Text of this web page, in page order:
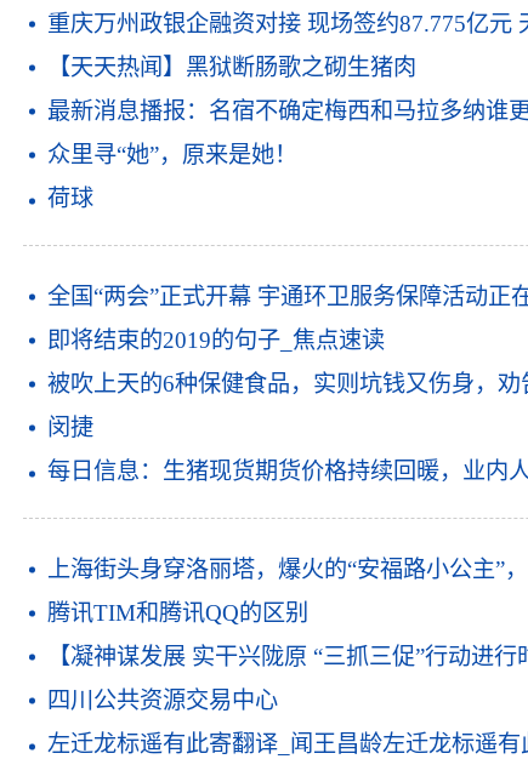
重庆万州政银企融资对接 现场签约87.775亿元
【天天热闻】黑狱断肠歌之砌生猪肉
最新消息播报：名宿不确定梅西和马拉多纳谁
众里寻“她”，原来是她！
荷球
全国“两会”正式开幕 宇通环卫服务保障活动正
即将结束的2019的句子_焦点速读
被吹上天的6种保健食品，实则坑钱又伤身，
闵捷
每日信息：生猪现货期货价格持续回暖，业内
上海街头身穿洛丽塔，爆火的“安福路小公主”
腾讯TIM和腾讯QQ的区别
【凝神谋发展 实干兴陇原 “三抓三促”行动进
四川公共资源交易中心
左迁龙标遥有此寄翻译_闻王昌龄左迁龙标遥